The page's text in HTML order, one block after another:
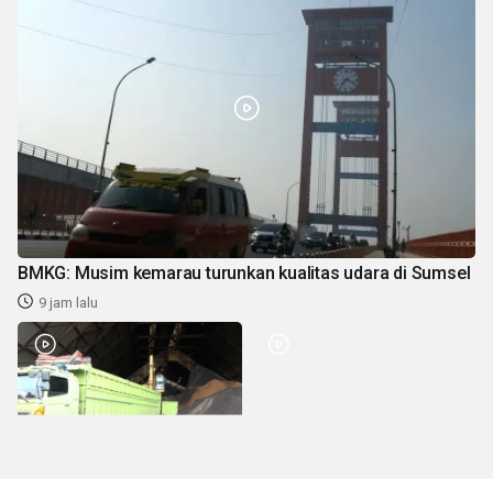
BMKG: Musim kemarau turunkan kualitas udara di Sumsel
9 jam lalu